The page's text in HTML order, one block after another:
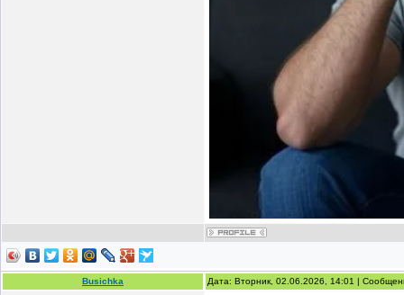
Busichka Дата: Вторник, 02.06.2026, 14:01 |